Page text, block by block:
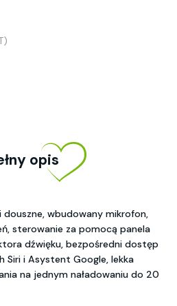
opis
douszne, wbudowany mikrofon,
sterowanie za pomocą panela
dźwięku, bezpośredni dostęp
i Asystent Google, lekka
na jednym naładowaniu do 20